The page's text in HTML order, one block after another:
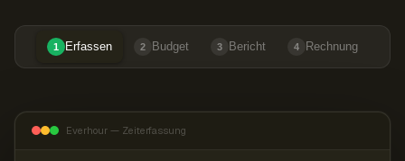
1 Erfassen 2 Budget 3 Bericht 4 Rechnung
Everhour — Zeiterfassung